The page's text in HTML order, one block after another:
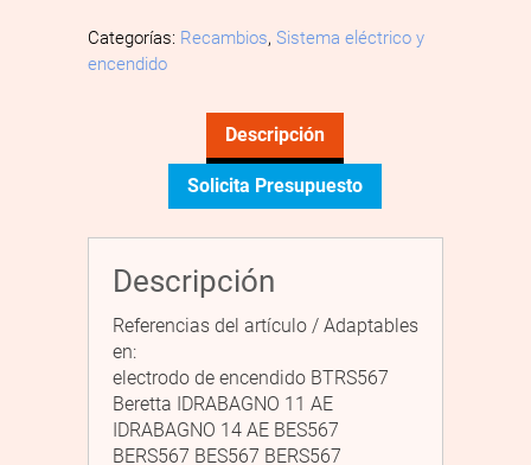
Categorías: Recambios, Sistema eléctrico y
encendido
Descripción
Solicita Presupuesto
Descripción
Referencias del artículo / Adaptables
en:
electrodo de encendido BTRS567
Beretta IDRABAGNO 11 AE
IDRABAGNO 14 AE BES567
BERS567 BES567 BERS567